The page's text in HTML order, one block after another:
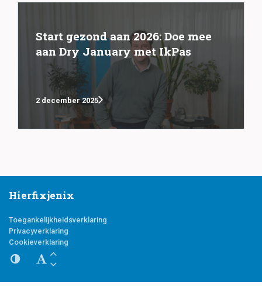
Start gezond aan 2026: Doe mee
aan Dry January met IkPas
2 december 2025
Hierfixjenix
Toegankelijkheidsverklaring
Privacyverklaring
Cookieverklaring